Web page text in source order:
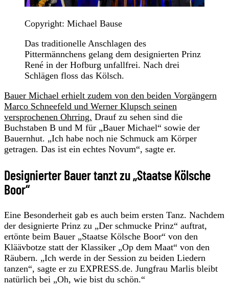
Copyright: Michael Bause
Das traditionelle Anschlagen des
Pittermännchens gelang dem designierten Prinz
René in der Hofburg unfallfrei. Nach drei
Schlägen floss das Kölsch.
Bauer Michael erhielt zudem von den beiden Vorgängern
Marco Schneefeld und Werner Klupsch seinen
versprochenen Ohrring. Drauf zu sehen sind die
Buchstaben B und M für „Bauer Michael“ sowie der
Bauernhut. „Ich habe noch nie Schmuck am Körper
getragen. Das ist ein echtes Novum“, sagte er.
Designierter Bauer tanzt zu „Staatse Kölsche
Boor“
Eine Besonderheit gab es auch beim ersten Tanz. Nachdem
der designierte Prinz zu „Der schmucke Prinz“ auftrat,
ertönte beim Bauer „Staatse Kölsche Boor“ von den
Kläävbotze statt der Klassiker „Op dem Maat“ von den
Räubern. „Ich werde in der Session zu beiden Liedern
tanzen“, sagte er zu EXPRESS.de. Jungfrau Marlis bleibt
natürlich bei „Oh, wie bist du schön.“